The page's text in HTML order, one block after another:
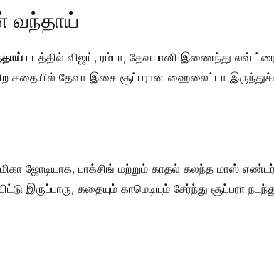
வந்தாய்
படத்தில் விஜய், ரம்பா, தேவயானி இணைந்து லவ்
கதையில் தேவா இசை சூப்பரான ஹைலைட்டா
ஜோடியாக, பாக்சிங் மற்றும் காதல் கலந்த மாஸ்
இருப்பாரு, கதையும் காமெடியும் சேர்ந்து சூப்பரா